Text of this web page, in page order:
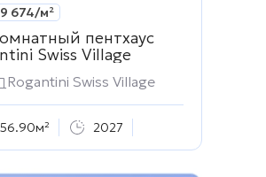
9 674/м²
пентхаус
Swiss Village
Rogantini Swiss Village
56.90м² 2027